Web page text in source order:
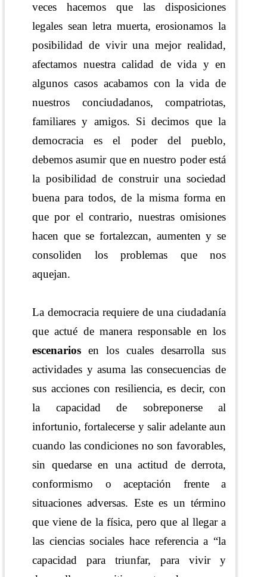
veces hacemos que las disposiciones
legales sean letra muerta, erosionamos la
posibilidad de vivir una mejor realidad,
afectamos nuestra calidad de vida y en
algunos casos acabamos con la vida de
nuestros conciudadanos, compatriotas,
familiares y amigos. Si decimos que la
democracia es el poder del pueblo,
debemos asumir que en nuestro poder está
la posibilidad de construir una sociedad
buena para todos, de la misma forma en
que por el contrario, nuestras omisiones
hacen que se fortalezcan, aumenten y se
consoliden los problemas que nos
aquejan.
La democracia requiere de una ciudadanía
que actué de manera responsable en los
escenarios en los cuales desarrolla sus
actividades y asuma las consecuencias de
sus acciones con resiliencia, es decir, con
la capacidad de sobreponerse al
infortunio, fortalecerse y salir adelante aun
cuando las condiciones no son favorables,
sin quedarse en una actitud de derrota,
conformismo o aceptación frente a
situaciones adversas. Este es un término
que viene de la física, pero que al llegar a
las ciencias sociales hace referencia a “la
capacidad para triunfar, para vivir y